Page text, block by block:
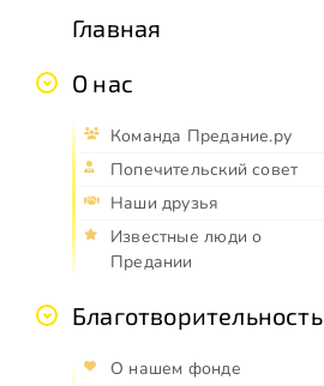
Главная
О нас
Команда Предание.ру
Попечительский совет
Наши друзья
Известные люди о
Предании
Благотворительность
О нашем фонде